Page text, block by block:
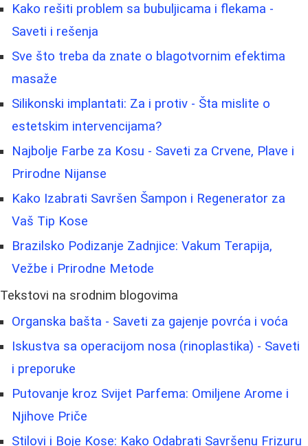
Kako rešiti problem sa bubuljicama i flekama -
Saveti i rešenja
Sve što treba da znate o blagotvornim efektima
masaže
Silikonski implantati: Za i protiv - Šta mislite o
estetskim intervencijama?
Najbolje Farbe za Kosu - Saveti za Crvene, Plave i
Prirodne Nijanse
Kako Izabrati Savršen Šampon i Regenerator za
Vaš Tip Kose
Brazilsko Podizanje Zadnjice: Vakum Terapija,
Vežbe i Prirodne Metode
Tekstovi na srodnim blogovima
Organska bašta - Saveti za gajenje povrća i voća
Iskustva sa operacijom nosa (rinoplastika) - Saveti
i preporuke
Putovanje kroz Svijet Parfema: Omiljene Arome i
Njihove Priče
Stilovi i Boje Kose: Kako Odabrati Savršenu Frizuru